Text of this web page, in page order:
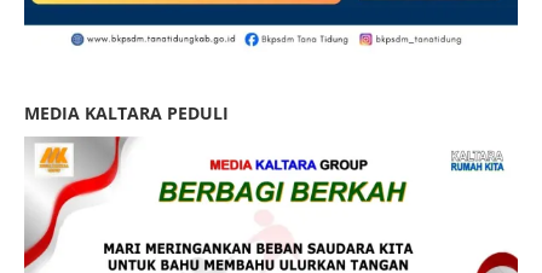
MEDIA KALTARA PEDULI